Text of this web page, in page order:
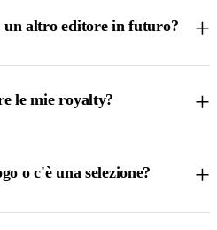
un altro editore in futuro? +
le mie royalty? +
o c'è una selezione? +